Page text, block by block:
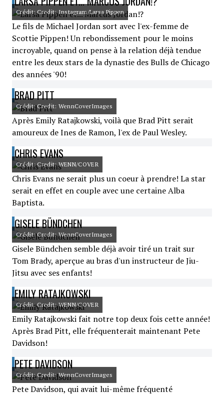
Crédit: Credit: Instagram/Larsa Pippen
Le fils de Michael Jordan sort avec l'ex-femme de
Scottie Pippen! Un rebondissement pour le moins
incroyable, quand on pense à la relation déjà tendue
entre les deux stars de la dynastie des Bulls de Chicago
des années '90!
BRAD PITT
Crédit: Credit: WennCoverImages
Après Emily Ratajkowski, voilà que Brad Pitt serait
amoureux de Ines de Ramon, l'ex de Paul Wesley.
CHRIS EVANS
Crédit: Credit: WENN/COVER
Chris Evans ne serait plus un coeur à prendre! La star
serait en effet en couple avec une certaine Alba
Baptista.
GISELE BÜNDCHEN
Crédit: Credit: WennCoverImages
Gisele Bündchen semble déjà avoir tiré un trait sur
Tom Brady, aperçue au bras d'un instructeur de Jiu-
Jitsu avec ses enfants!
EMILY RATAJKOWSKI
Crédit: Credit: WENN/COVER
Emily Ratajkowski fait notre top deux fois cette année!
Après Brad Pitt, elle fréquenterait maintenant Pete
Davidson!
PETE DAVIDSON
Crédit: Credit: WennCoverImages
Pete Davidson, qui avait lui-même fréquenté